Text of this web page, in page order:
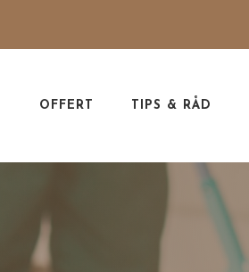
OFFERT TIPS & RÅD